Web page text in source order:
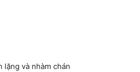
lặng và nhàm chán